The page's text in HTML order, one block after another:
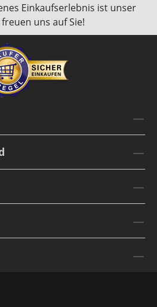
Einkaufserlebnis ist unser
uns auf Sie!